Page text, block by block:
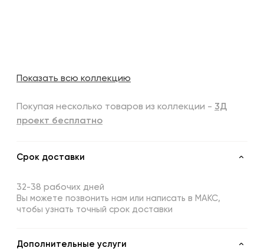
Показать всю коллекцию
Покупая несколько товаров из коллекции - 3Д
проект бесплатно
Срок доставки
32-38 рабочих дней
Вы можете позвонить нам или написать в МАКС,
чтобы узнать точный срок доставки
Дополнительные услуги